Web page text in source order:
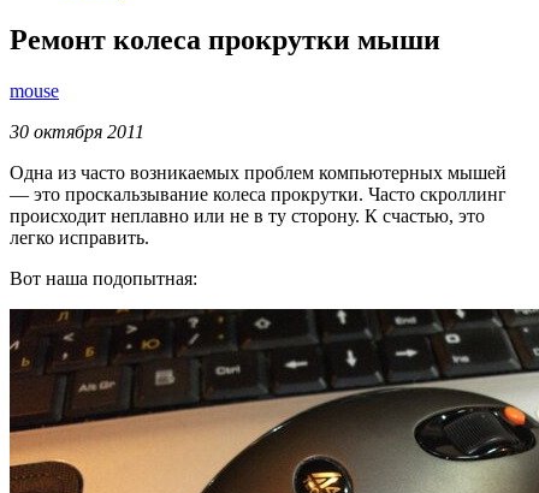
Ремонт колеса прокрутки мыши
mouse
30 октября 2011
Одна из часто возникаемых проблем компьютерных мышей
— это проскальзывание колеса прокрутки. Часто скроллинг
происходит неплавно или не в ту сторону. К счастью, это
легко исправить.
Вот наша подопытная: